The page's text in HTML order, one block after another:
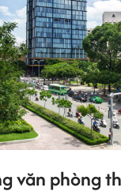
văn phòng